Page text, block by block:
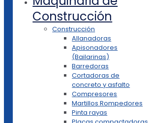
Construcción
Construcción
Allanadoras
Apisonadores
(Bailarinas)
Barredoras
Cortadoras de
concreto y asfalto
Compresores
Martillos Rompedores
Pinta rayas